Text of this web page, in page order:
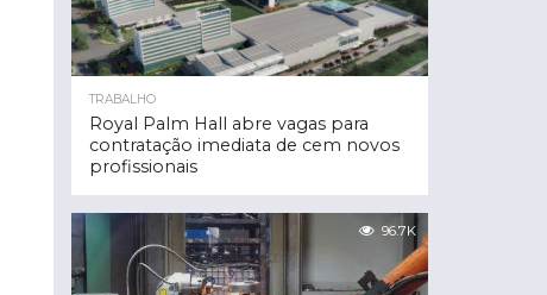
TRABALHO
Royal Palm Hall abre vagas para
contratação imediata de cem novos
profissionais
96.7K